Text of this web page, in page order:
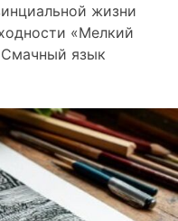
жизни
«Мелкий
язык